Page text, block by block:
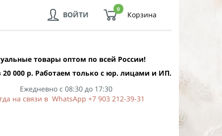
0
Корзина
ВОЙТИ
товары оптом по всей России!
20 000 р. Работаем только с юр. лицами и ИП.
Ежедневно с 08:30 до 17:30
на связи в WhatsApp +7 903 212-39-31